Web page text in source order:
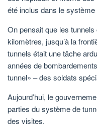
été inclus dans le
On pensait que les
kilomètres, jusqu’à la
tunnels était une tâche
années de
tunnel» – des soldats
Aujourd’hui, le
parties du système de
des visites.